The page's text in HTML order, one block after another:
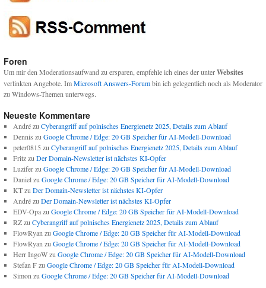
Foren
Um mir den Moderationsaufwand zu ersparen, empfehle ich eines der unterWebsites
verlinkten Angebote. ImMicrosoft Answers-Forumbin ich gelegentlich noch als Moderator
zu Windows-Themen unterwegs.
Neueste Kommentare
Andrézu Cyberangriff auf polnisches Energienetz 2025, Details zum Ablauf
Dennis zu Google Chrome / Edge: 20 GB Speicher für AI-Modell-Download
peter0815 zu Cyberangriff auf polnisches Energienetz 2025, Details zum Ablauf
Fritzzu Der Domain-Newsletter ist nächstes KI-Opfer
Luziferzu Google Chrome / Edge: 20 GB Speicher für AI-Modell-Download
Danielzu Google Chrome / Edge: 20 GB Speicher für AI-Modell-Download
KTzu Der Domain-Newsletter ist nächstes KI-Opfer
Andrézu Der Domain-Newsletter ist nächstes KI-Opfer
EDV-Opazu Google Chrome / Edge: 20 GB Speicher für AI-Modell-Download
RZzu Cyberangriff auf polnisches Energienetz 2025, Details zum Ablauf
FlowRyan zu Google Chrome / Edge: 20 GB Speicher für AI-Modell-Download
FlowRyan zu Google Chrome / Edge: 20 GB Speicher für AI-Modell-Download
Herr IngoWzu Google Chrome / Edge: 20 GB Speicher für AI-Modell-Download
Stefan Fzu Google Chrome / Edge: 20 GB Speicher für AI-Modell-Download
Simon zu Google Chrome / Edge: 20 GB Speicher für AI-Modell-Download